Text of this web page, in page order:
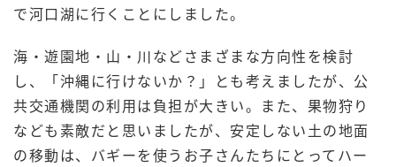
で河口湖に行くことにしました。
海・遊園地・山・川などさまざまな方向性を検討
し、「沖縄に行けないか？」とも考えましたが、公
共交通機関の利用は負担が大きい。また、果物狩り
なども素敵だと思いましたが、安定しない土の地面
の移動は、バギーを使うお子さんたちにとってハー